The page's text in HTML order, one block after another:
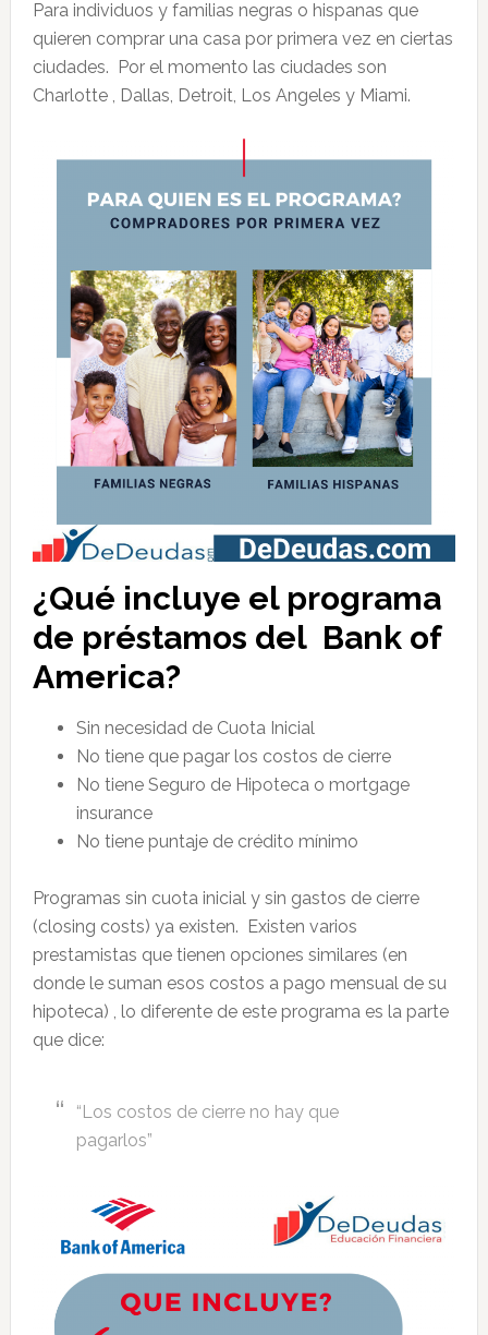
Para individuos y familias negras o hispanas que
quieren comprar una casa por primera vez en ciertas
ciudades. Por el momento las ciudades son
Charlotte , Dallas, Detroit, Los Angeles y Miami.
¿Qué incluye el programa
de préstamos del Bank of
America?
Sin necesidad de Cuota Inicial
No tiene que pagar los costos de cierre
No tiene Seguro de Hipoteca o mortgage
insurance
No tiene puntaje de crédito mínimo
Programas sin cuota inicial y sin gastos de cierre
(closing costs) ya existen. Existen varios
prestamistas que tienen opciones similares (en
donde le suman esos costos a pago mensual de su
hipoteca) , lo diferente de este programa es la parte
que dice:
“Los costos de cierre no hay que
pagarlos”